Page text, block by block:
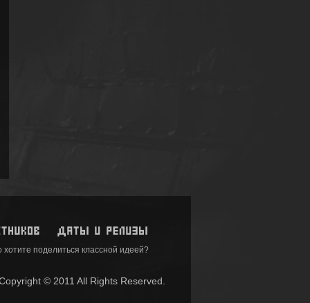
поделиться классной идеей?
© 2011 All Rights Reserved.